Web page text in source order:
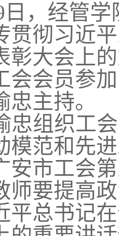
日，经管
贯彻习近
彰大会上
会会员参
主持。
忠组织工
模范和先
安市工会
师要提高
平总书记